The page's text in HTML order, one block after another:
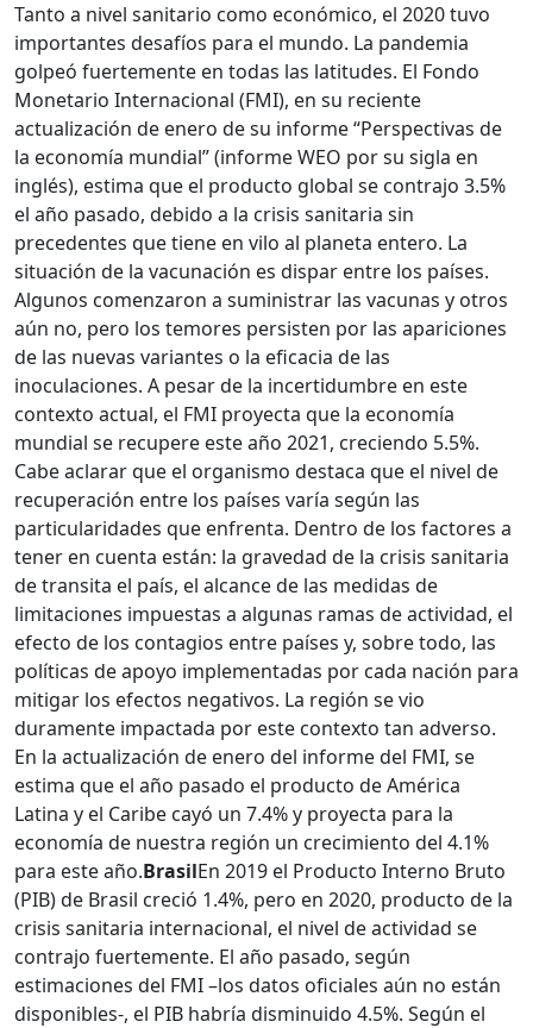
Tanto a nivel sanitario como económico, el 2020 tuvo
importantes desafíos para el mundo. La pandemia
golpeó fuertemente en todas las latitudes. El Fondo
Monetario Internacional (FMI), en su reciente
actualización de enero de su informe “Perspectivas de
la economía mundial” (informe WEO por su sigla en
inglés), estima que el producto global se contrajo 3.5%
el año pasado, debido a la crisis sanitaria sin
precedentes que tiene en vilo al planeta entero. La
situación de la vacunación es dispar entre los países.
Algunos comenzaron a suministrar las vacunas y otros
aún no, pero los temores persisten por las apariciones
de las nuevas variantes o la eficacia de las
inoculaciones. A pesar de la incertidumbre en este
contexto actual, el FMI proyecta que la economía
mundial se recupere este año 2021, creciendo 5.5%.
Cabe aclarar que el organismo destaca que el nivel de
recuperación entre los países varía según las
particularidades que enfrenta. Dentro de los factores a
tener en cuenta están: la gravedad de la crisis sanitaria
de transita el país, el alcance de las medidas de
limitaciones impuestas a algunas ramas de actividad, el
efecto de los contagios entre países y, sobre todo, las
políticas de apoyo implementadas por cada nación para
mitigar los efectos negativos. La región se vio
duramente impactada por este contexto tan adverso.
En la actualización de enero del informe del FMI, se
estima que el año pasado el producto de América
Latina y el Caribe cayó un 7.4% y proyecta para la
economía de nuestra región un crecimiento del 4.1%
para este año.BrasilEn 2019 el Producto Interno Bruto
(PIB) de Brasil creció 1.4%, pero en 2020, producto de la
crisis sanitaria internacional, el nivel de actividad se
contrajo fuertemente. El año pasado, según
estimaciones del FMI –los datos oficiales aún no están
disponibles-, el PIB habría disminuido 4.5%. Según el